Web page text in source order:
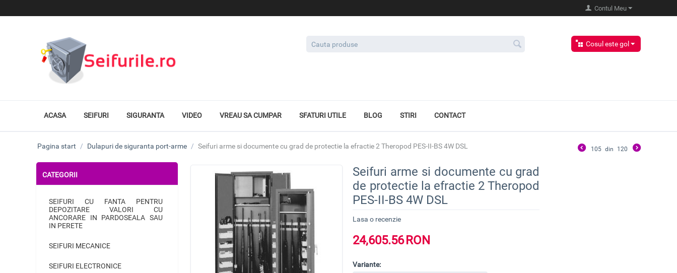
Contul Meu
Cosul este gol
ACASA SEIFURI SIGURANTA VIDEO VREAU SA CUMPAR SFATURI UTILE BLOG STIRI CONTACT
Pagina start / Dulapuri de siguranta port-arme / Seifuri arme si documente cu grad de protectie la efractie 2 Theropod PES-II-BS 4W DSL 105 din 120
CATEGORII
SEIFURI CU FANTA PENTRU
DEPOZITARE VALORI CU
ANCORARE IN PARDOSEALA SAU
IN PERETE
SEIFURI MECANICE
SEIFURI ELECTRONICE
Seifuri arme si documente cu grad
de protectie la efractie 2 Theropod
PES-II-BS 4W DSL
Lasa o recenzie
24,605.56RON
Variante: